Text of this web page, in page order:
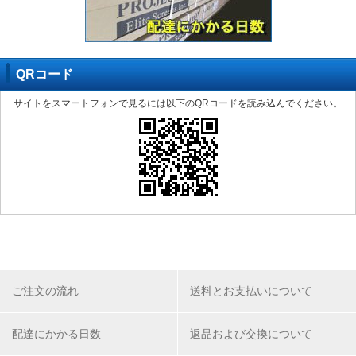
QRコード
サイトをスマートフォンで見るには以下のQRコードを読み込んでください。
ご注文の流れ 送料とお支払いについて
配達にかかる日数 返品および交換について